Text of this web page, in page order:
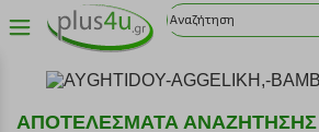
ΑΠΟΤΕΛΕΣΜΑΤΑ ΑΝΑΖΗΤΗΣΗΣ